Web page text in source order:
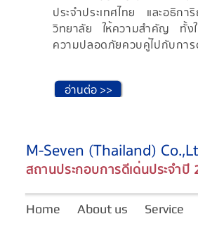
ประจำประเทศไทย และอธิก
วิทยาลัย ให้ความสำคัญ ทั้งใ
ความปลอดภัยควบคู่ไปกับกา
อ่านต่อ >>
M-Seven (Thailand)
สถานประกอบการดีเด่นประจำปี
Home About us Service